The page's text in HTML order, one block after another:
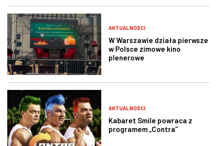
AKTUALNOŚCI
W Warszawie działa pierwsze
w Polsce zimowe kino
plenerowe
AKTUALNOŚCI
Kabaret Smile powraca z
programem „Contra”